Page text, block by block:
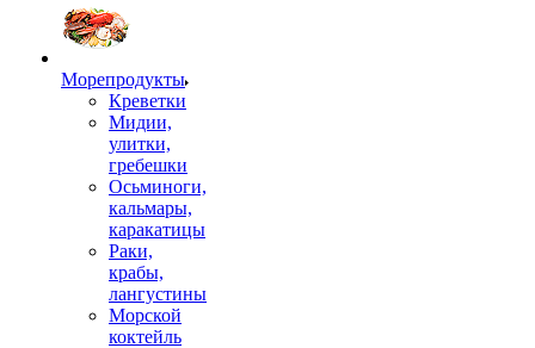
Морепродукты
Креветки
Мидии,
улитки,
гребешки
Осьминоги,
кальмары,
каракатицы
Раки,
крабы,
лангустины
Морской
коктейль